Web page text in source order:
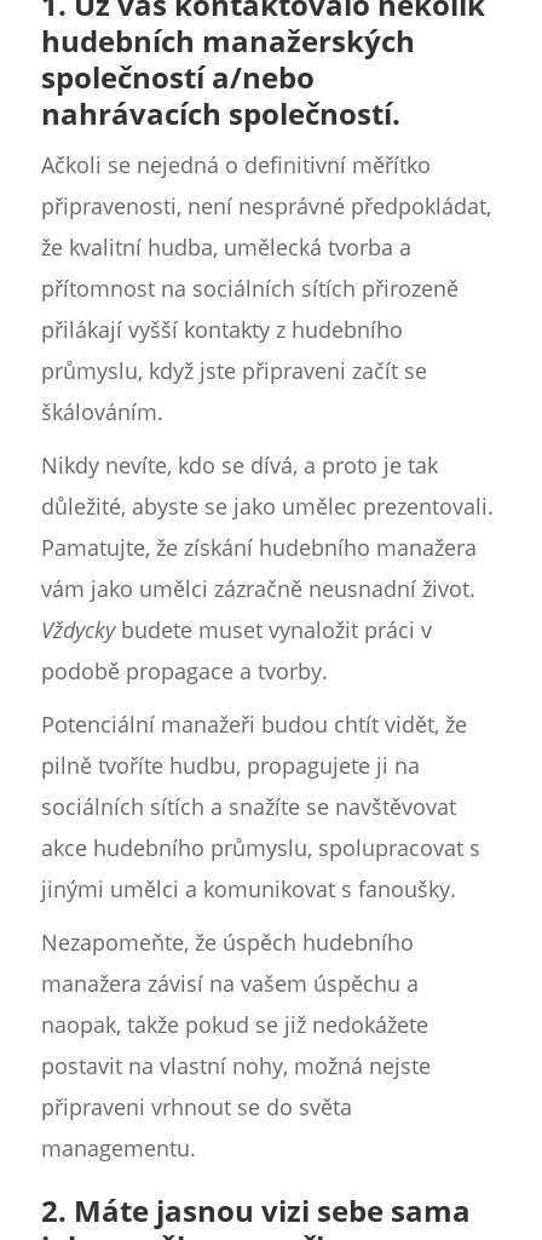
hudebních manažerských
společností a/nebo
nahrávacích společností.
Ačkoli se nejedná o definitivní měřítko
připravenosti, není nesprávné předpokládat,
že kvalitní hudba, umělecká tvorba a
přítomnost na sociálních sítích přirozeně
přilákají vyšší kontakty z hudebního
průmyslu, když jste připraveni začít se
škálováním.
Nikdy nevíte, kdo se dívá, a proto je tak
důležité, abyste se jako umělec prezentovali.
Pamatujte, že získání hudebního manažera
vám jako umělci zázračně neusnadní život.
Vždyckybudete muset vynaložit práci v
podobě propagace a tvorby.
Potenciální manažeři budou chtít vidět, že
pilně tvoříte hudbu, propagujete ji na
sociálních sítích a snažíte se navštěvovat
akce hudebního průmyslu, spolupracovat s
jinými umělci a komunikovat s fanoušky.
Nezapomeňte, že úspěch hudebního
manažera závisí na vašem úspěchu a
naopak, takže pokud se již nedokážete
postavit na vlastní nohy, možná nejste
připraveni vrhnout se do světa
managementu.
2. Máte jasnou vizi sebe sama